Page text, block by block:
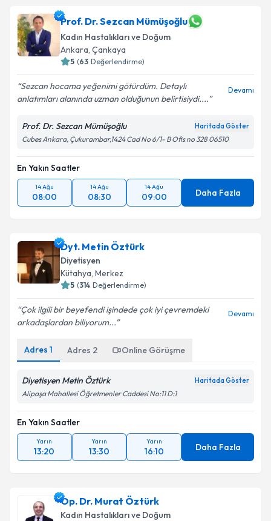
Prof. Dr. Sezcan Mümüşoğlu
Kadın Hastalıkları ve Doğum
Ankara, Çankaya
5 (63 Değerlendirme)
Sezcan hocama yeğenimi götürdüm. Detaylı
anlatımları alanında uzman olduğunun belirtisiydi....
Devamı
Prof. Dr. Sezcan Mümüşoğlu Haritada Göster
Cubes Ankara, Çukurambar,1424 Cad No 6/1- B Ofis no 328 06510
En Yakın Saatler
14 Ağu
08:00
14 Ağu
08:30
14 Ağu
09:00 Daha Fazla
Dyt. Metin Öztürk
Diyetisyen
Kütahya, Merkez
5 (314 Değerlendirme)
Çok ilgili bir beyefendi işindede çok iyi çevremdeki
arkadaşlardan biliyorum...
Devamı
Adres 1 Adres 2 Online Görüşme
Diyetisyen Metin Öztürk Haritada Göster
Alipaşa Mahallesi Öğretmenler Caddesi No:11 D:1
En Yakın Saatler
Yarın
13:20
Yarın
13:30
Yarın
16:10 Daha Fazla
Op. Dr. Murat Öztürk
Kadın Hastalıkları ve Doğum